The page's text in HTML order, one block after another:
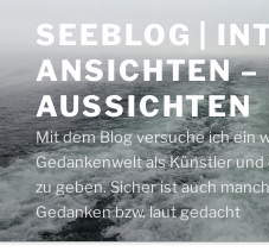
Inhalt
springen
SEEBLOG |
ANSICHTEN –
AUSSICHTEN
Mit dem Blog versuche ich ein
Gedankenwelt als Künstler
zu geben. Sicher ist auch
Gedanken bzw. laut gedacht